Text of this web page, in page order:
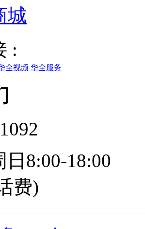
城
:
全视频 华全服务
日8:00-18:00
费)